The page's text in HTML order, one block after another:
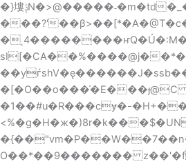
�}塿ݙN�>@�����˗�m�td�_����|
���?'
sI[�CA��%����@j�
�[�O��o���̍�E���ɟ@C
�1��#u�R���cɏ�-�H+��
O��*��9�������